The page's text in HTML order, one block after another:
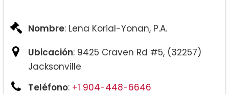
Nombre: Lena Korial-Yonan, P.A.
Ubicación: 9425 Craven Rd #5, (32257)
Jacksonville
Teléfono: +1 904-448-6646